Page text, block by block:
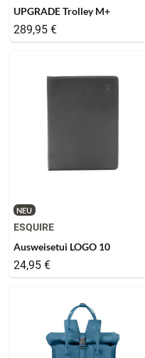
UPGRADE Trolley M+
289,95 €
NEU
ESQUIRE
Ausweisetui LOGO 10
24,95 €